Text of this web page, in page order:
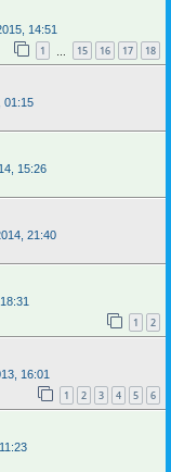
14:51
1 15 16 17 18
01:15
15:26
21:40
1 2
16:01
1 2 3 4 5 6